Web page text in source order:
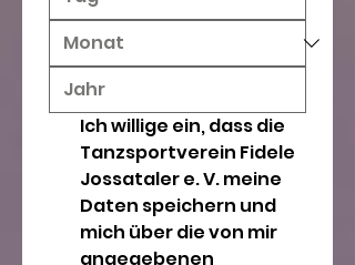
Ich willige ein, dass die
Tanzsportverein Fidele
Jossataler e. V. meine
Daten speichern und
mich über die von mir
angegebenen